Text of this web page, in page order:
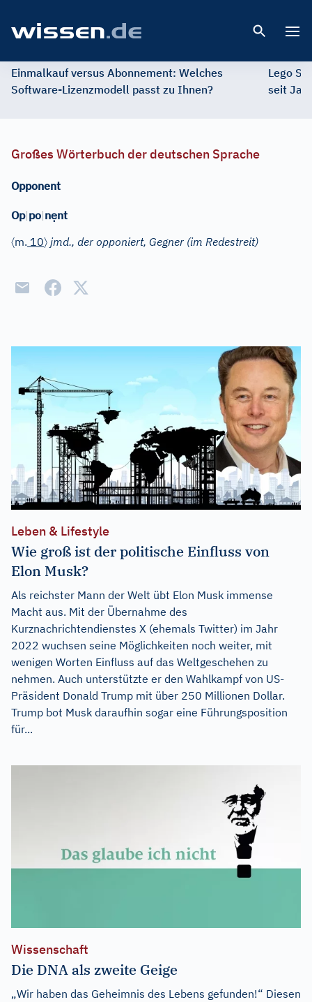
Einmalkauf versus Abonnement: Welches
Software-Lizenzmodell passt zu Ihnen?
Lego
seit
Großes Wörterbuch der deutschen Sprache
Opponent
Op|po|nẹnt
〈m. 10〉 jmd., der opponiert, Gegner (im Redestreit)
Leben & Lifestyle
Wie groß ist der politische Einfluss von
Elon Musk?
Als reichster Mann der Welt übt Elon Musk immense
Macht aus. Mit der Übernahme des
Kurznachrichtendienstes X (ehemals Twitter) im Jahr
2022 wuchsen seine Möglichkeiten noch weiter, mit
wenigen Worten Einfluss auf das Weltgeschehen zu
nehmen. Auch unterstützte er den Wahlkampf von US-
Präsident Donald Trump mit über 250 Millionen Dollar.
Trump bot Musk daraufhin sogar eine Führungsposition
für...
Wissenschaft
Die DNA als zweite Geige
„Wir haben das Geheimnis des Lebens gefunden!“ Diesen